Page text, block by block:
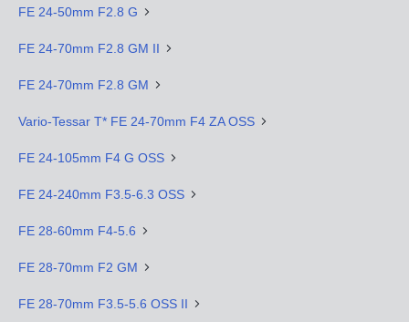
FE 24-50mm F2.8 G
FE 24-70mm F2.8 GM II
FE 24-70mm F2.8 GM
Vario-Tessar T* FE 24-70mm F4 ZA OSS
FE 24-105mm F4 G OSS
FE 24-240mm F3.5-6.3 OSS
FE 28-60mm F4-5.6
FE 28-70mm F2 GM
FE 28-70mm F3.5-5.6 OSS II